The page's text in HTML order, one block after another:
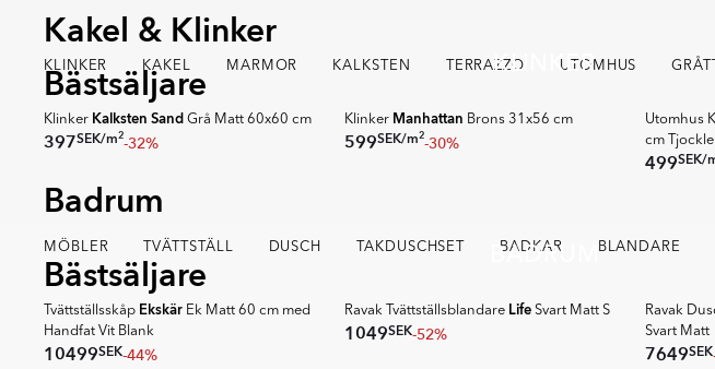
8
Kakel & Klinker
KLINKER KAKEL MARMOR KALKSTEN TERRAZZO UTOMHUS
KLINKER
Bästsäljare
Klinker Kalksten Sand Grå Matt 60x60 cm
397SEK/m2-32%
Klinker Manhattan Brons 31x56 cm
599SEK/m2-30%
Utomhus
cm
499SEK/
Item
1
12
Badrum
MÖBLER TVÄTTSTÄLL DUSCH TAKDUSCHSET BADKAR BLANDARE
BADRUM
Bästsäljare
TRENDIGT
BÄSTSÄLJARE
Tvättställsskåp Ekskär Ek Matt 60 cm med
Handfat Vit Blank
10499SEK-44%
RAVAK
Ravak Tvättställsblandare LifeSvart Matt S
1049SEK-52%
RAVAK
Ravak
Svart Matt
7649SEK